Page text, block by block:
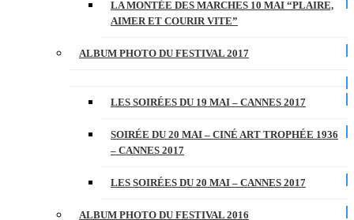
LA MONTÉE DES MARCHES 10 MAI “PLAIRE,
AIMER ET COURIR VITE”
ALBUM PHOTO DU FESTIVAL 2017
LES SOIRÉES DU 19 MAI – CANNES 2017
SOIRÉE DU 20 MAI – CINÉ ART TROPHÉE 1936
– CANNES 2017
LES SOIRÉES DU 20 MAI – CANNES 2017
ALBUM PHOTO DU FESTIVAL 2016